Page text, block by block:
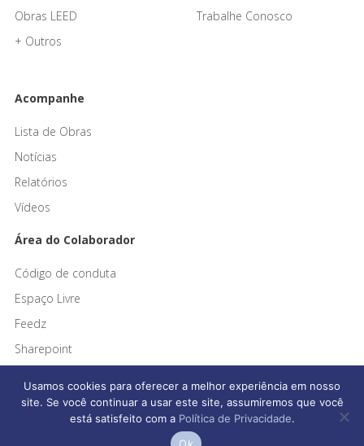
Obras LEED
+ Outros
Trabalhe Conosco
Acompanhe
Lista de Obras
Notícias
Relatórios
Vídeos
Área do Colaborador
Código de conduta
Espaço Livre
Feedz
Sharepoint
Afonso França Engenharia © 2026 Todos os direitos reservados
Usamos cookies para oferecer a melhor experiência em nosso
site. Se você continuar a usar este site, assumiremos que você
está satisfeito com a Política de Privacidade.
Ok